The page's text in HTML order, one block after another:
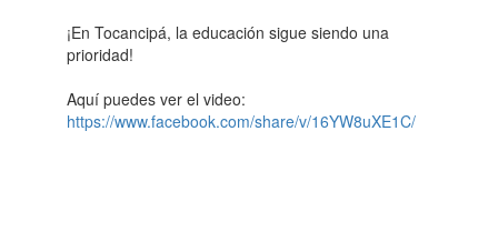
¡En Tocancipá, la educación sigue siendo una
prioridad!
Aquí puedes ver el video:
https://www.facebook.com/share/v/16YW8uXE1C/